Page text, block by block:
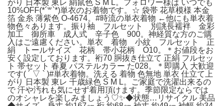
がり 日本製 東レ 絹鼠色 S M L。フォロワー様は いつでも
10%OFF(*´꒳`*)単衣のお着物です。☆ 袋帯 花草模様 本金
箔 金糸 薄紫色 O-4674。#時流の単衣着物 ←他にも単衣着
物色々あります。振り袖 フルセット 別誂長襦袢 金彩
加工 御所車 成人式 辛子色 900。神経質な方のご購
入はご遠慮ください。単衣 着物 小紋 フルセット 正
絹 トールサイズ 花柄 帯小花柄 O10。＊お値段をお
安く設定しております。裄70 胴抜き仕立て 正絹 フルセッ
ト 帯セット 春夏 パステルカラー た028。＊即購入 大歓迎
です( ´ ▽ ` )#単衣着物。洗える 着物 色無地 単衣 仕立て上
がり 日本製 東レ 千歳緑色 S M L。ご家庭で洗濯出来るの
で 汗や汚れも気にせず着用頂けます。季節限定ならでは
のオシャレを楽しみましょう♡✨◆状態…リサイクル 美品